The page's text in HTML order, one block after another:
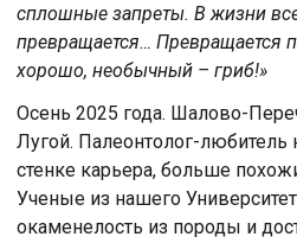
сплошные запреты. В жизни
превращается… Превращается
хорошо, необычный – гриб!»
Осень 2025 года. Шалово-
Лугой. Палеонтолог-любитель
стенке карьера, больше
Ученые из нашего
окаменелость из породы и